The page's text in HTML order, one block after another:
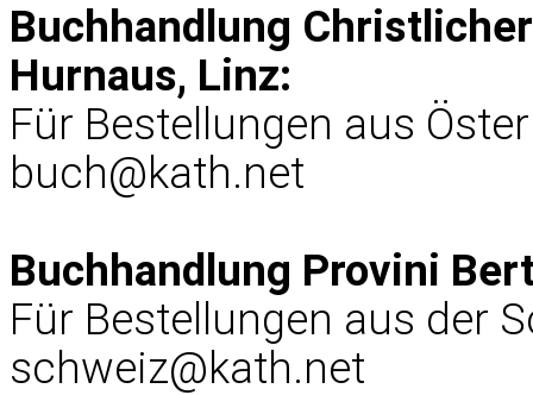
Buchhandlung
Hurnaus, Linz:
Für Bestellungen aus
buch@kath.net
Buchhandlung Provini
Für Bestellungen aus der
schweiz@kath.net